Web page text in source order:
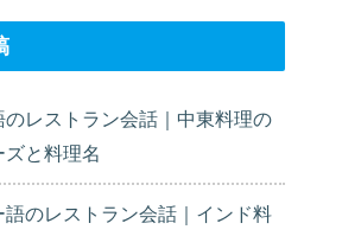
のレストラン会話｜中東料理の
と料理名
語のレストラン会話｜インド料